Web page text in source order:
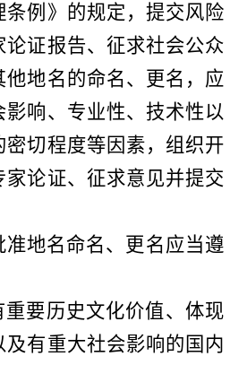
条例》的规定，提交风险
论证报告、征求社会公众
他地名的命名、更名，应
影响、专业性、技术性以
密切程度等因素，组织开
家论证、征求意见并提交
准地名命名、更名应当遵
重要历史文化价值、体现
及有重大社会影响的国内